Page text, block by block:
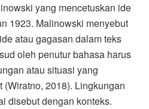
yang mencetuskan ide
1923. Malinowski menyebut
atau gagasan dalam teks
oleh penutur bahasa harus
atau situasi yang
(Wiratno, 2018). Lingkungan
disebut dengan konteks.